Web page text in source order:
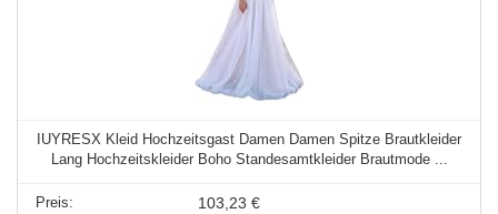
IUYRESX Kleid Hochzeitsgast Damen Damen Spitze Brautkleider
Lang Hochzeitskleider Boho Standesamtkleider Brautmode ...
103,23 €